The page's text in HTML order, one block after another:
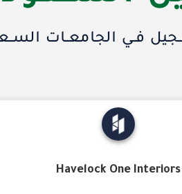
Havelock One Interiors